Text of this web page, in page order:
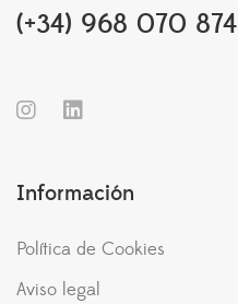
(+34) 968 070 874
Información
Política de Cookies
Aviso legal